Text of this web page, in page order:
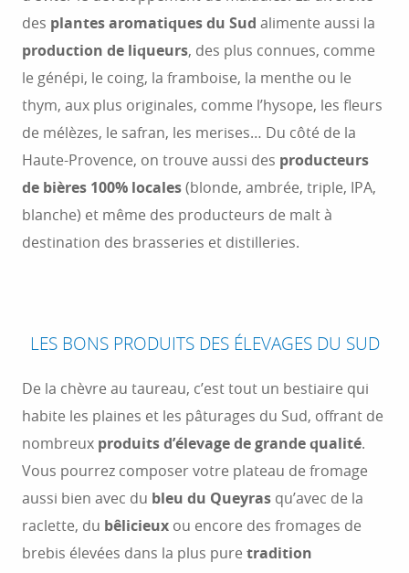
des plantes aromatiques du Sud alimente aussi la
production de liqueurs, des plus connues, comme
le génépi, le coing, la framboise, la menthe ou le
thym, aux plus originales, comme l’hysope, les fleurs
de mélèzes, le safran, les merises… Du côté de la
Haute-Provence, on trouve aussi des producteurs
de bières 100% locales(blonde, ambrée, triple, IPA,
blanche) et même des producteurs de malt à
destination des brasseries et distilleries.
LES BONS PRODUITS DES ÉLEVAGES DU SUD
De la chèvre au taureau, c’est tout un bestiaire qui
habite les plaines et les pâturages du Sud, offrant de
nombreux produits d’élevage de grande qualité.
Vous pourrez composer votre plateau de fromage
aussi bien avec du bleu du Queyras qu’avec de la
raclette, du bêlicieux ou encore des fromages de
brebis élevées dans la plus pure tradition